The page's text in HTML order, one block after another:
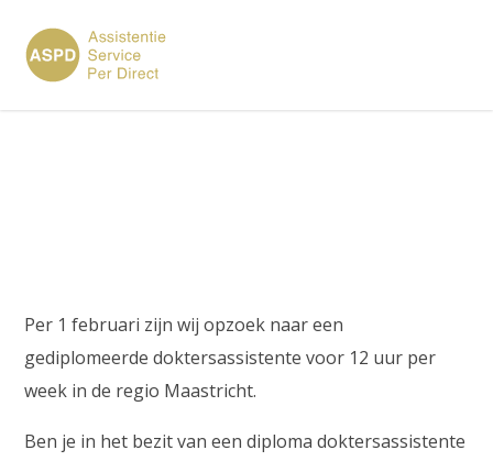
Per 1 februari zijn wij opzoek naar een
gediplomeerde doktersassistente voor 12 uur per
week in de regio Maastricht.
Ben je in het bezit van een diploma doktersassistente